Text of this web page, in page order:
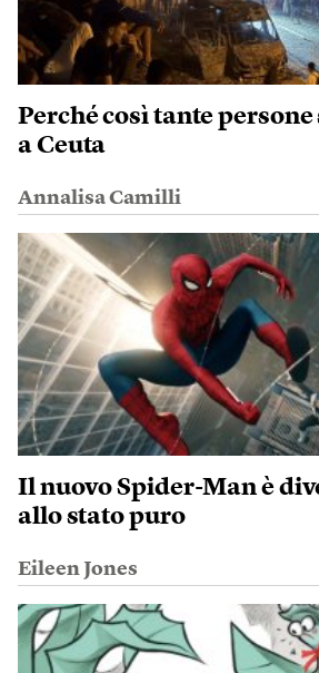
Perché così tante
a Ceuta
Annalisa Camilli
Il nuovo Spider-Man è
allo stato puro
Eileen Jones